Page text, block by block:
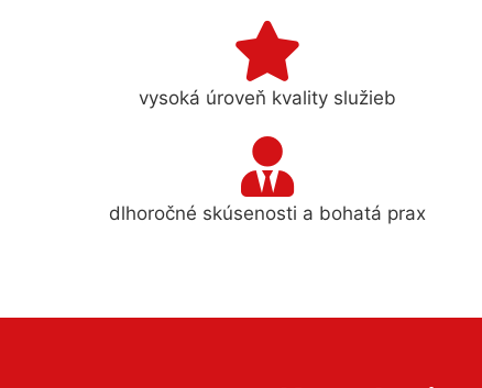
vysoká úroveň kvality služieb
dlhoročné skúsenosti a bohatá prax